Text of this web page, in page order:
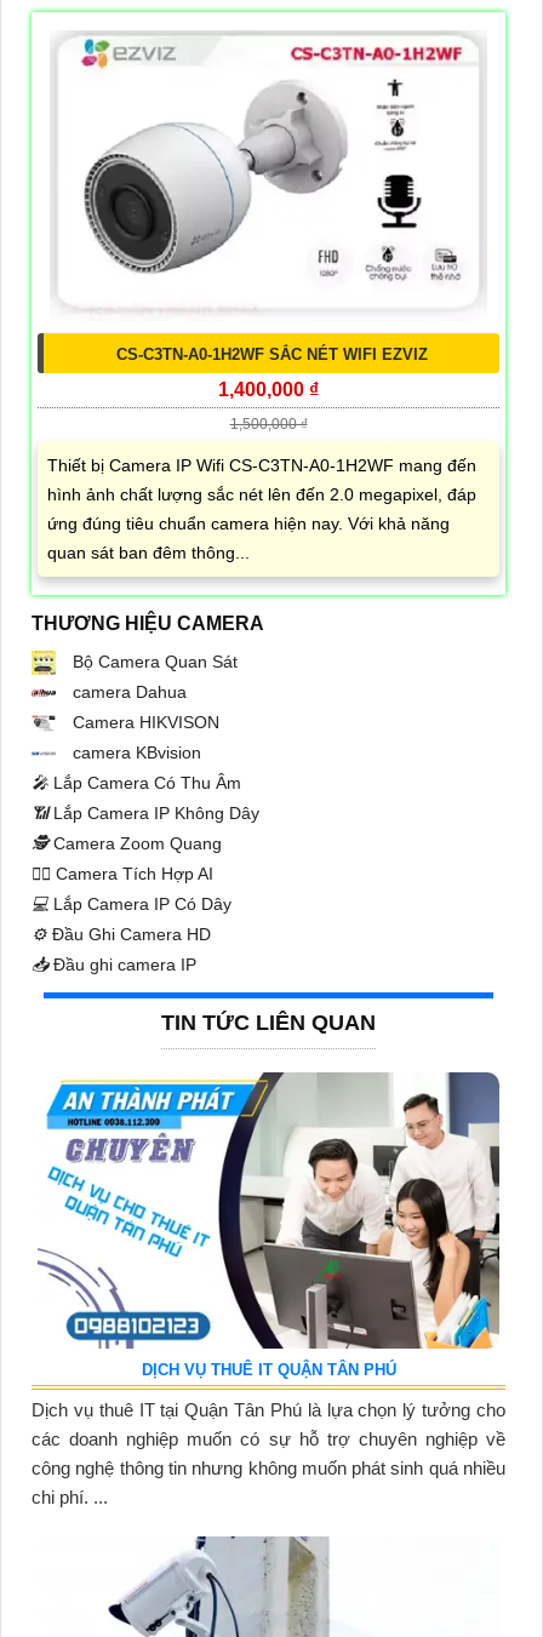
CS-C3TN-A0-1H2WF SẮC NÉT WIFI EZVIZ
1,400,000 ₫
1,500,000 ₫
Thiết bị Camera IP Wifi CS-C3TN-A0-1H2WF mang đến
hình ảnh chất lượng sắc nét lên đến 2.0 megapixel, đáp
ứng đúng tiêu chuẩn camera hiện nay. Với khả năng
quan sát ban đêm thông...
THƯƠNG HIỆU CAMERA
Bộ Camera Quan Sát
camera Dahua
Camera HIKVISON
camera KBvision
️🎤️ Lắp Camera Có Thu Âm
📶Lắp Camera IP Không Dây
🕵️Camera Zoom Quang
🧛‍♀️ Camera Tích Hợp AI
💻 Lắp Camera IP Có Dây
⚙️ Đầu Ghi Camera HD
📥Đầu ghi camera IP
TIN TỨC LIÊN QUAN
DỊCH VỤ THUÊ IT QUẬN TÂN PHÚ
Dịch vụ thuê IT tại Quận Tân Phú là lựa chọn lý tưởng cho
các doanh nghiệp muốn có sự hỗ trợ chuyên nghiệp về
công nghệ thông tin nhưng không muốn phát sinh quá nhiều
chi phí. ...